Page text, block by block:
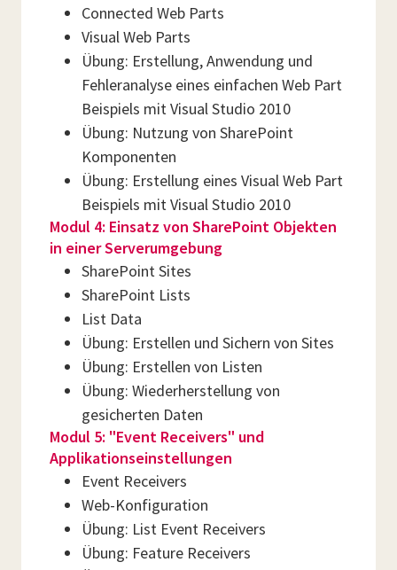
Connected Web Parts
Visual Web Parts
Übung: Erstellung, Anwendung und
Fehleranalyse eines einfachen Web Part
Beispiels mit Visual Studio 2010
Übung: Nutzung von SharePoint
Komponenten
Übung: Erstellung eines Visual Web Part
Beispiels mit Visual Studio 2010
Modul 4: Einsatz von SharePoint Objekten
in einer Serverumgebung
SharePoint Sites
SharePoint Lists
List Data
Übung: Erstellen und Sichern von Sites
Übung: Erstellen von Listen
Übung: Wiederherstellung von
gesicherten Daten
Modul 5: "Event Receivers" und
Applikationseinstellungen
Event Receivers
Web-Konfiguration
Übung: List Event Receivers
Übung: Feature Receivers